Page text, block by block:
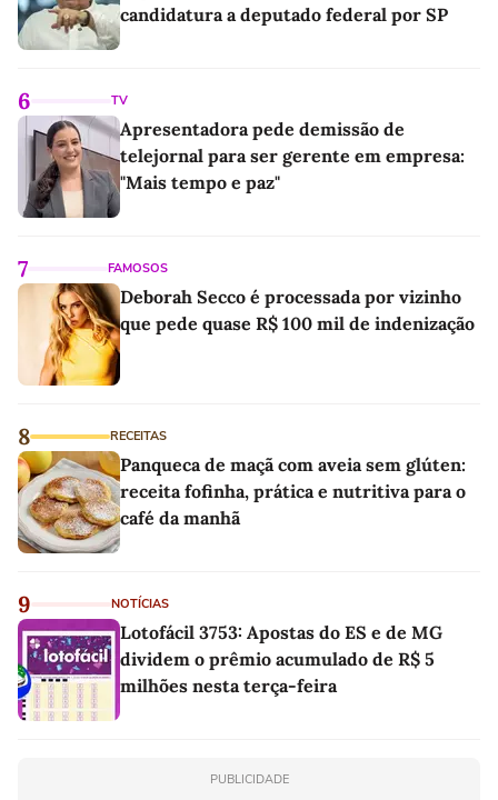
candidatura a deputado federal por SP
6 TV
Apresentadora pede demissão de
telejornal para ser gerente em empresa:
"Mais tempo e paz"
7 FAMOSOS
Deborah Secco é processada por vizinho
que pede quase R$ 100 mil de indenização
8 RECEITAS
Panqueca de maçã com aveia sem glúten:
receita fofinha, prática e nutritiva para o
café da manhã
9 NOTÍCIAS
Lotofácil 3753: Apostas do ES e de MG
dividem o prêmio acumulado de R$ 5
milhões nesta terça-feira
PUBLICIDADE